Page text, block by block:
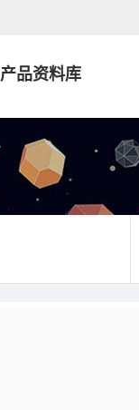
产品资料库